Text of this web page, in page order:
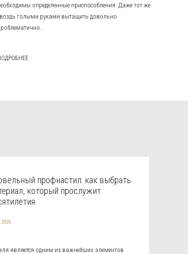
определенные приспособления. Даже тот же
голыми руками вытащить довольно
профнастил: как выбрать
который прослужит
является одним из важнейших элементов